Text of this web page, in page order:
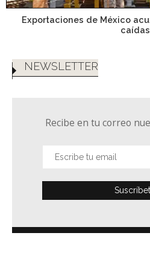
Exportaciones de México
caídas
NEWSLETTER
Recibe en tu correo